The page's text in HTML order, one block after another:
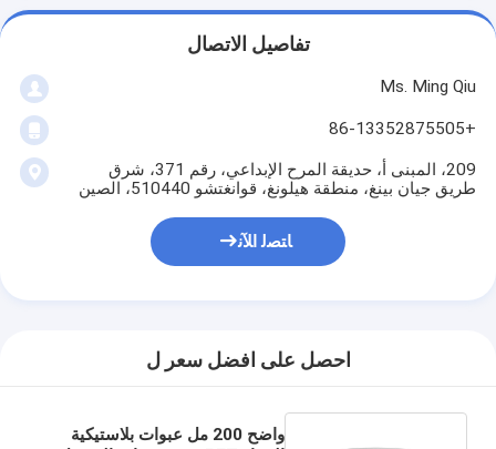
تفاصيل الاتصال
Ms. Ming Qiu
+86-13352875505
209، المبنى أ، حديقة المرح الإبداعي، رقم 371، شرق
طريق جيان بينغ، منطقة هيلونغ، قوانغتشو 510440، الصين
ﺎﺘﺼﻟ ﺍﻶﻧ
احصل على افضل سعر ل
واضح 200 مل عبوات بلاستيكية